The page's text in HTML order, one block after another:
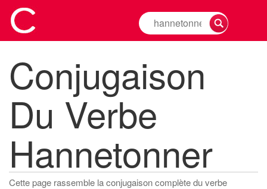
Rechercher
la
d'un
verbe
Conjugaison
Du Verbe
Hannetonner
Cette page rassemble la conjugaison complète du verbe